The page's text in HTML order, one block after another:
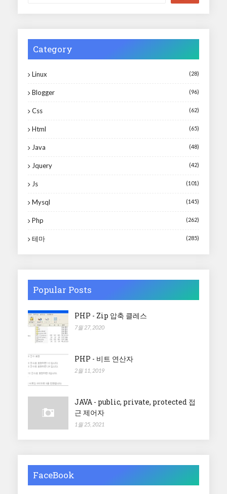
Category
Linux (28)
Blogger (96)
Css (62)
Html (65)
Java (48)
Jquery (42)
Js (101)
Mysql (145)
Php (262)
테마 (285)
Popular Posts
PHP - Zip 압축 클레스
7월 27, 2020
PHP - 비트 연산자
2월 11, 2019
JAVA - public, private, protected 접
근 제어자
1월 25, 2021
FaceBook